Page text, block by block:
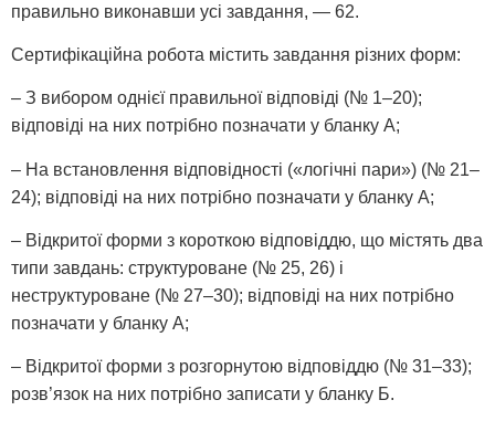
правильно виконавши усі завдання, — 62.
Сертифікаційна робота містить завдання різних форм:
– З вибором однієї правильної відповіді (№ 1–20);
відповіді на них потрібно позначати у бланку А;
– На встановлення відповідності («логічні пари») (№ 21–
24); відповіді на них потрібно позначати у бланку А;
– Відкритої форми з короткою відповіддю, що містять два
типи завдань: структуроване (№ 25, 26) і
неструктуроване (№ 27–30); відповіді на них потрібно
позначати у бланку А;
– Відкритої форми з розгорнутою відповіддю (№ 31–33);
розв’язок на них потрібно записати у бланку Б.